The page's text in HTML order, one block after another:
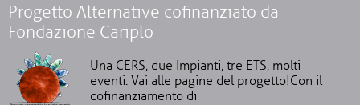
Progetto Alternative cofinanziato da
Fondazione Cariplo
Una CERS, due Impianti, tre ETS, molti
eventi. Vai alle pagine del progetto!Con il
cofinanziamento di